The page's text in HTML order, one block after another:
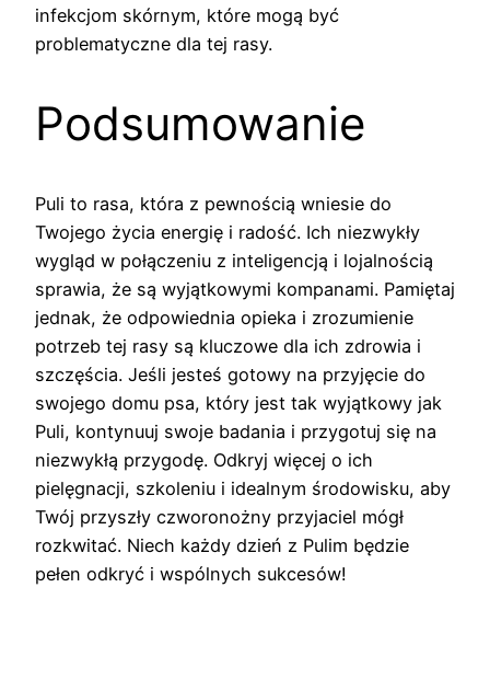
infekcjom skórnym, które mogą być
problematyczne dla tej rasy.
Podsumowanie
Puli to rasa, która z pewnością wniesie do
Twojego życia energię i radość. Ich niezwykły
wygląd w połączeniu z inteligencją i lojalnością
sprawia, że są wyjątkowymi kompanami. Pamiętaj
jednak, że odpowiednia opieka i zrozumienie
potrzeb tej rasy są kluczowe dla ich zdrowia i
szczęścia. Jeśli jesteś gotowy na przyjęcie do
swojego domu psa, który jest tak wyjątkowy jak
Puli, kontynuuj swoje badania i przygotuj się na
niezwykłą przygodę. Odkryj więcej o ich
pielęgnacji, szkoleniu i idealnym środowisku, aby
Twój przyszły czworonożny przyjaciel mógł
rozkwitać. Niech każdy dzień z Pulim będzie
pełen odkryć i wspólnych sukcesów!